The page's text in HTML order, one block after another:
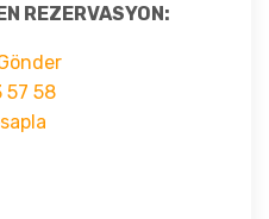
REZERVASYON:
57 58